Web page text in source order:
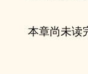
本章尚未读